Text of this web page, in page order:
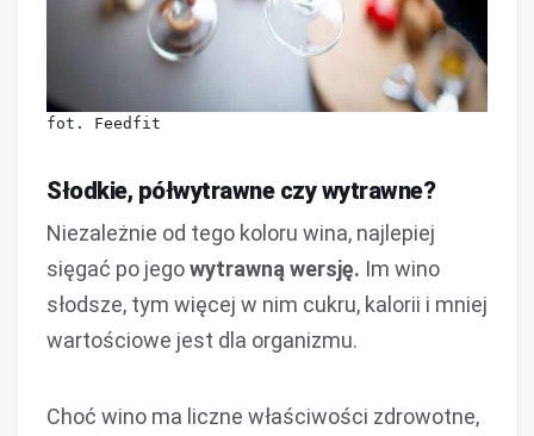
fot. Feedfit
Słodkie, półwytrawne czy wytrawne?
Niezależnie od tego koloru wina, najlepiej
sięgać po jegowytrawną wersję. Im wino
słodsze, tym więcej w nim cukru, kalorii i mniej
wartościowe jest dla organizmu.
Choć wino ma liczne właściwości zdrowotne,